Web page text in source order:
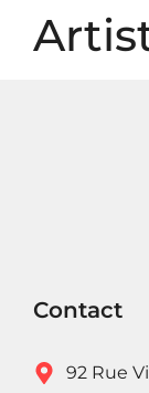
Contact
92 Rue
Panneau de